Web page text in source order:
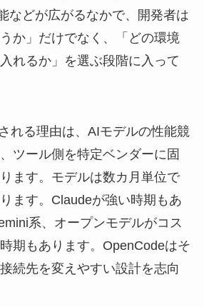
などが広がるなかで、開発者は
か」だけでなく、「どの環境
れるか」を選ぶ段階に入って
れる理由は、AIモデルの性能競
ツール側を特定ベンダーに固
ます。モデルは数カ月単位で
ます。Claudeが強い時期もあ
系、オープンモデルがコス
期もあります。OpenCodeはそ
続先を変えやすい設計を志向